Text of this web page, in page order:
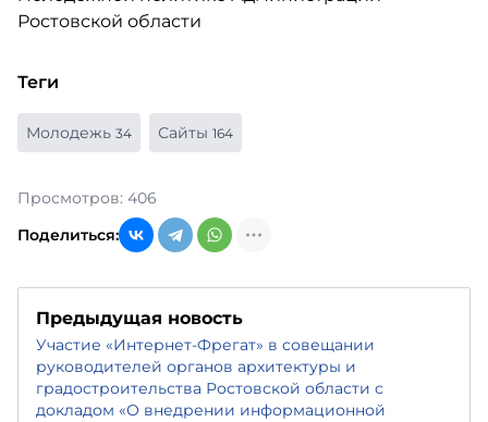
Теги
Молодежь 34 Сайты 164
Просмотров: 406
Поделиться:
Предыдущая новость
Участие «Интернет-Фрегат» в совещании
руководителей органов архитектуры и
градостроительства Ростовской области с
докладом «О внедрении информационной